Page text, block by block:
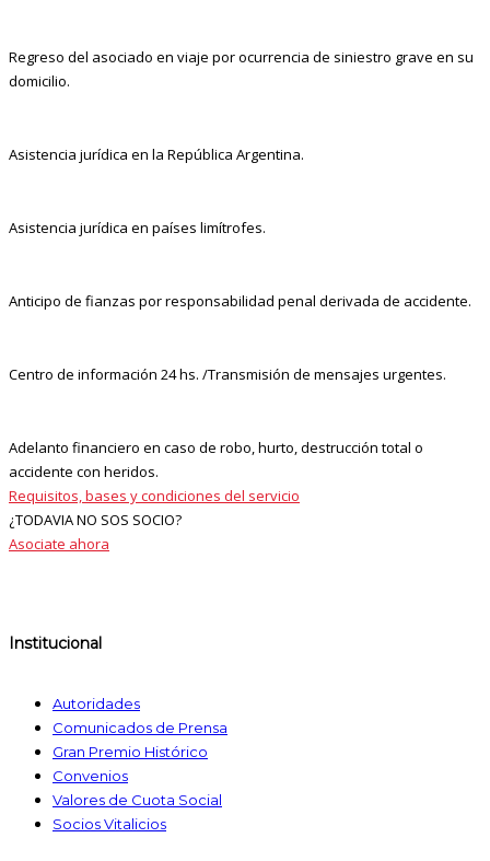
Regreso del asociado en viaje por ocurrencia de siniestro grave en su
domicilio.
Asistencia jurídica en la República Argentina.
Asistencia jurídica en países limítrofes.
Anticipo de fianzas por responsabilidad penal derivada de accidente.
Centro de información 24 hs. /Transmisión de mensajes urgentes.
Adelanto financiero en caso de robo, hurto, destrucción total o
accidente con heridos.
Requisitos, bases y condiciones del servicio
¿TODAVIA NO SOS SOCIO?
Asociate ahora
Institucional
Autoridades
Comunicados de Prensa
Gran Premio Histórico
Convenios
Valores de Cuota Social
Socios Vitalicios